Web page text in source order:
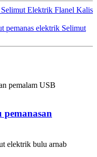
Elektrik Flanel Kalis
pemanas elektrik Selimut
pemanasan